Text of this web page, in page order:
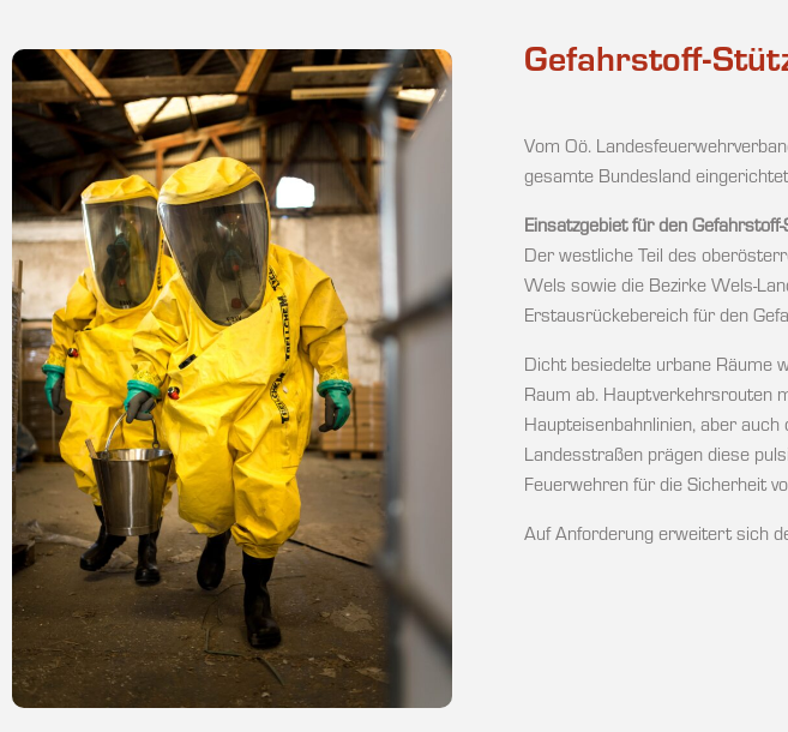
Gefahrstoff-
Vom Oö.
gesamte Bundesland
Einsatzgebiet für den
Der westliche Teil des
Wels sowie die Bezirke Wels-
Erstausrückebereich für den
Dicht besiedelte urbane Räume
Raum ab. Hauptverkehrsrouten
Haupteisenbahnlinien, aber
Landesstraßen prägen diese
Feuerwehren für die Sicherheit
Auf Anforderung erweitert sich